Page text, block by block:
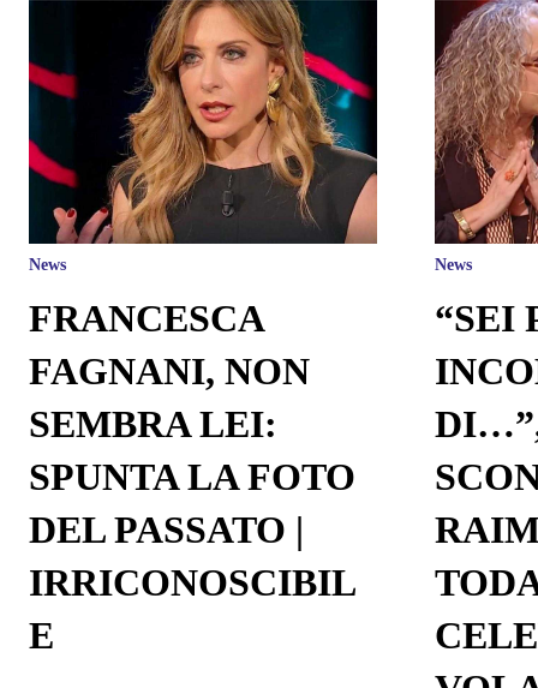
News
FRANCESCA
FAGNANI, NON
SEMBRA LEI:
SPUNTA LA FOTO
DEL PASSATO |
IRRICONOSCIBIL
E
News
“SEI